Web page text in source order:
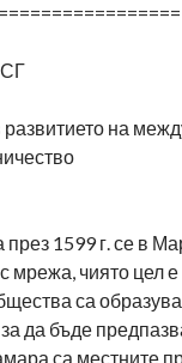
развитието на
1599 г. се в
мрежа, чиято цел е
са
да бъде
са местните